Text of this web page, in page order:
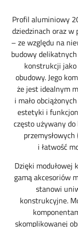
Profil aluminiowy
dziedzinach oraz w
– ze względu na
budowy
konstrukcji jako
obudowy. Jego
że jest idealnym
i mało
estetyki i
często używany
przemysłowych
i łatwość
Dzięki modułowej
gamą akcesoriów
stanowi
konstrukcyjne.
skomplikowanej